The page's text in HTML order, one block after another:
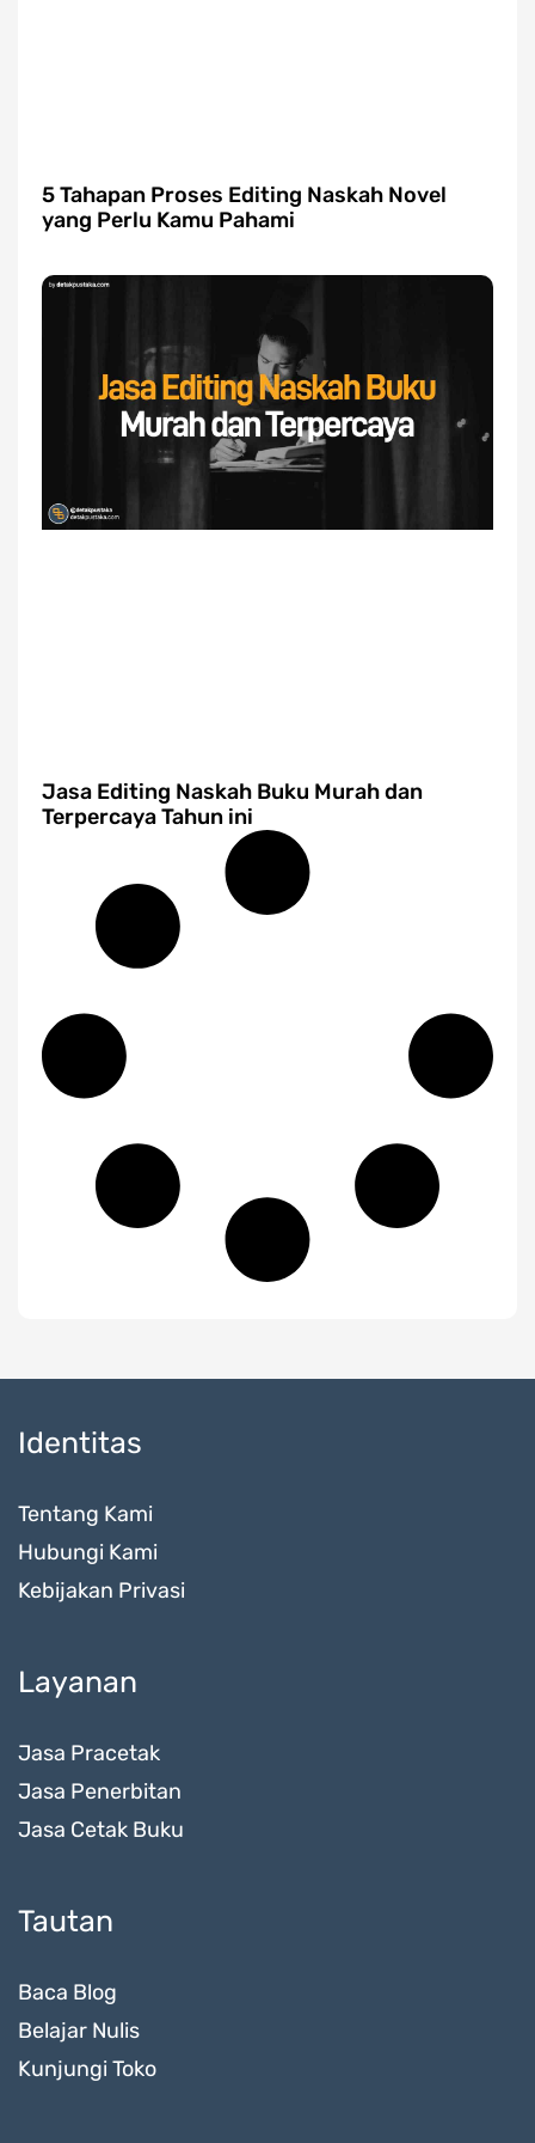
5 Tahapan Proses Editing Naskah Novel
yang Perlu Kamu Pahami
Jasa Editing Naskah Buku Murah dan
Terpercaya Tahun ini
Identitas
Tentang Kami
Hubungi Kami
Kebijakan Privasi
Layanan
Jasa Pracetak
Jasa Penerbitan
Jasa Cetak Buku
Tautan
Baca Blog
Belajar Nulis
Kunjungi Toko